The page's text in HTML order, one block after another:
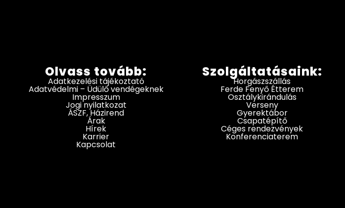
Olvass tovább:
Adatkezelési tájékoztató
Adatvédelmi – Üdülő vendégeknek
Impresszum
Jogi nyilatkozat
ÁSZF, Házirend
Árak
Hírek
Karrier
Kapcsolat
Szolgáltatásaink:
Horgászszállás
Ferde Fenyő Étterem
Osztálykirándulás
Verseny
Gyerektábor
Csapatépítő
Céges rendezvények
Konferenciaterem